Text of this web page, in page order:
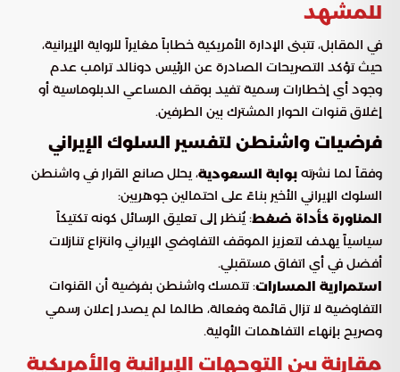
للمشهد
في المقابل، تتبنى الإدارة الأمريكية خطاباً مغايراً للرواية الإيرانية،
حيث تؤكد التصريحات الصادرة عن الرئيس دونالد ترامب عدم
وجود أي إخطارات رسمية تفيد بوقف المساعي الدبلوماسية أو
إغلاق قنوات الحوار المشترك بين الطرفين.
فرضيات واشنطن لتفسير السلوك الإيراني
وفقاً لما نشرته بوابة السعودية، يحلل صانع القرار في واشنطن
السلوك الإيراني الأخير بناءً على احتمالين جوهريين:
المناورة كأداة ضغط: يُنظر إلى تعليق الرسائل كونه تكتيكاً
سياسياً يهدف لتعزيز الموقف التفاوضي الإيراني وانتزاع تنازلات
أفضل في أي اتفاق مستقبلي.
استمرارية المسارات: تتمسك واشنطن بفرضية أن القنوات
التفاوضية لا تزال قائمة وفعالة، طالما لم يصدر إعلان رسمي
وصريح بإنهاء التفاهمات الأولية.
مقارنة بين التوجهات الإيرانية والأمريكية